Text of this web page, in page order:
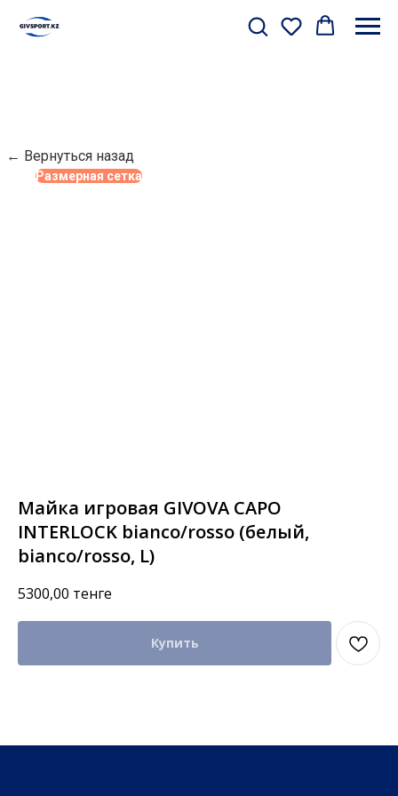
← Вернуться назад
Размерная сетка
Майка игровая GIVOVA CAPO
INTERLOCK bianco/rosso (белый,
bianco/rosso, L)
5300,00 тенге
Купить